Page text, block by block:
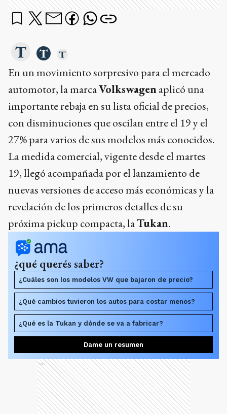
En un movimiento sorpresivo para el mercado
automotor, la marcaVolkswagenaplicó una
importante rebaja en su lista oficial de precios,
con disminuciones que oscilan entre el 19 y el
27% para varios de sus modelos más conocidos.
La medida comercial, vigente desde el martes
19, llegó acompañada por el lanzamiento de
nuevas versiones de acceso más económicas y la
revelación de los primeros detalles de su
próxima pickup compacta, laTukan.
¿qué querés saber?
¿Cuáles son los modelos VW que bajaron de precio?
¿Qué cambios tuvieron los autos para costar menos?
¿Qué es la Tukan y dónde se va a fabricar?
Dame un resumen
Ads